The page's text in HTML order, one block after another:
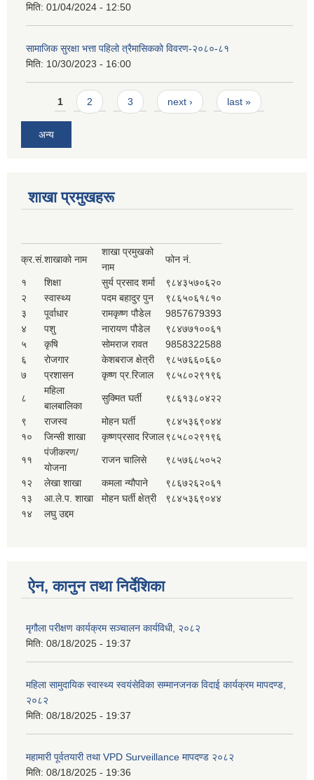
मिति: 01/04/2024 - 12:50
सामाजिक सुरक्षा भत्ता पहिलो त्रैमासिकको विवरण-२०८०-८१
मिति: 10/30/2023 - 16:00
Pages
1 2 3 next › last »
अन्य
शाखा प्रमुखहरू
क्र.सं.शाखाको नाम
शाखा प्रमुखको
नाम
फोन नं.
१ शिक्षा सुर्य प्रसाद शर्मा
९८४३५७०६२०
२
स्वास्थ्य पदम बहादुर पुन
९८६५०६१८१०
३
पूर्वाधार रामकृष्ण पौडेल
9857679393
४
पशु नारायण पौडेल
९८४७७१००६१
५
कृषि सोमराज रावत
9858322588
६
रोजगार केशबराज क्षेत्री
९८५७६६०६६०
७
प्रशासन कृष्ण प्र.रिजाल ९८५८०२९१९६
८
महिला
बालबालिका
सुक्मित घर्ती ९८६१३८०४२२
९ राजस्व मोहन घर्ती
९८४५३६९०४४
१०
जिन्सी शाखा कृष्णप्रसाद रिजाल९८५८०२९१९६
११
पंजीकरण/
योजना
राजन चालिसे ९८५७६८५०५२
१२ लेखा शाखा कमला न्यौपाने
९८६७२६२०६१
१३
आ.ले.प. शाखा मोहन घर्ती क्षेत्री
९८४५३६९०४४
१४
लघु उद्दम
ऐन, कानुन तथा निर्देशिका
मृगौला परीक्षण कार्यक्रम सञ्चालन कार्यविधी, २०८२
मिति: 08/18/2025 - 19:37
महिला सामुदायिक स्वास्थ्य स्वयंसेविका सम्मानजनक विदाई कार्यक्रम मापदण्ड,
२०८२
मिति: 08/18/2025 - 19:37
महामारी पूर्वतयारी तथा VPD Surveillance मापदण्ड २०८२
मिति: 08/18/2025 - 19:36